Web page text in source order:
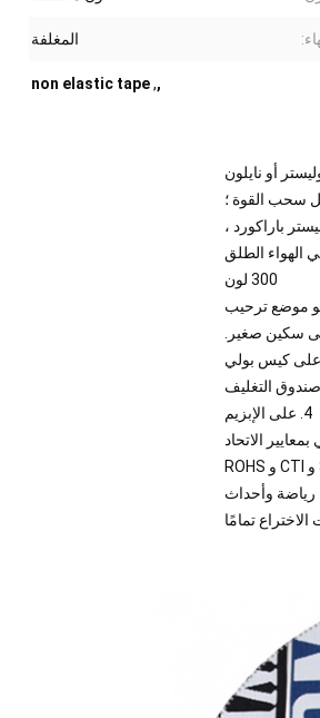
المغلفة
,
,
non elastic tape
الهواء الطلق
300 لون
4. على الإبزيم
وتفي بمعايير الاتحاد
رياضة وأحداث
تمامًا